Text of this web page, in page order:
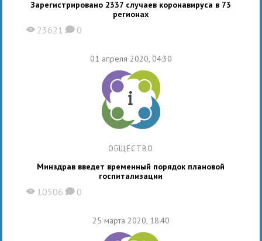
Зарегистрировано 2337 случаев коронавируса в 73
регионах
X 23621 K 0
01 апреля 2020, 04:30
ОБЩЕСТВО
Минздрав введет временный порядок плановой
госпитализации
X 10506 K 0
25 марта 2020, 18:40